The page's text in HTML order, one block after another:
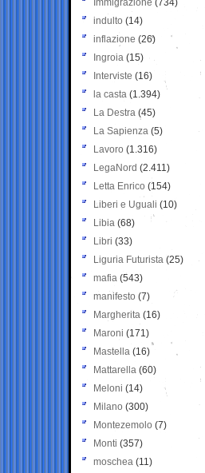
Immigrazione (734)
indulto (14)
inflazione (26)
Ingroia (15)
Interviste (16)
la casta (1.394)
La Destra (45)
La Sapienza (5)
Lavoro (1.316)
LegaNord (2.411)
Letta Enrico (154)
Liberi e Uguali (10)
Libia (68)
Libri (33)
Liguria Futurista (25)
mafia (543)
manifesto (7)
Margherita (16)
Maroni (171)
Mastella (16)
Mattarella (60)
Meloni (14)
Milano (300)
Montezemolo (7)
Monti (357)
moschea (11)